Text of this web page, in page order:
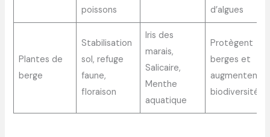
poissons
d’algues
Plantes de
berge
Stabilisation
sol, refuge
faune,
floraison
Iris des
marais,
Salicaire,
Menthe
aquatique
Protègent
berges et
augmentent
biodiversité